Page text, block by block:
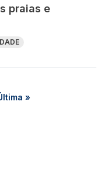
praias e
página
página
»